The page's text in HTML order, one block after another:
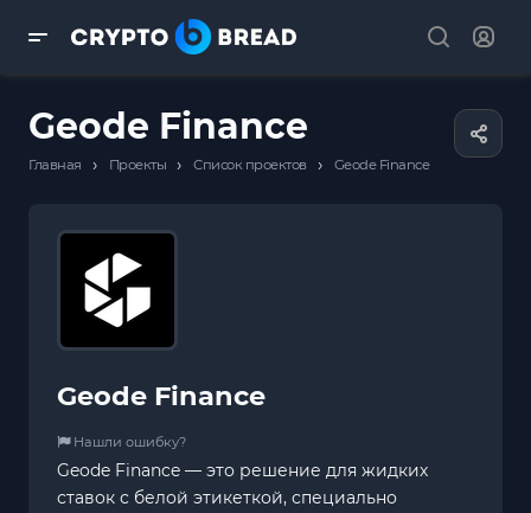
Geode Finance
Главная › Проекты › Список проектов › Geode Finance
Geode Finance
Нашли ошибку?
Geode Finance — это решение для жидких
ставок с белой этикеткой, специально